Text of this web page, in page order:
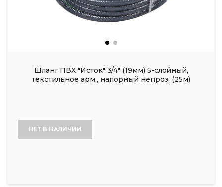
Шланг ПВХ "Исток" 3/4" (19мм) 5-слойный,
текстильное арм,, напорный непроз. (25м)
НЕТ В НАЛИЧИИ